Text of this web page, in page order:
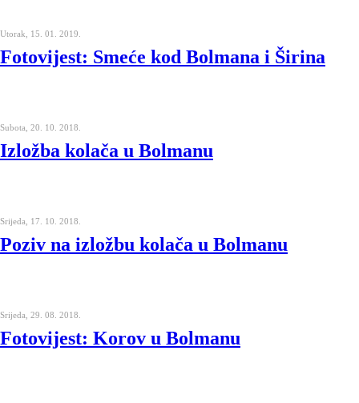
Utorak, 15. 01. 2019.
Fotovijest: Smeće kod Bolmana i Širina
Subota, 20. 10. 2018.
Izložba kolača u Bolmanu
Srijeda, 17. 10. 2018.
Poziv na izložbu kolača u Bolmanu
Srijeda, 29. 08. 2018.
Fotovijest: Korov u Bolmanu